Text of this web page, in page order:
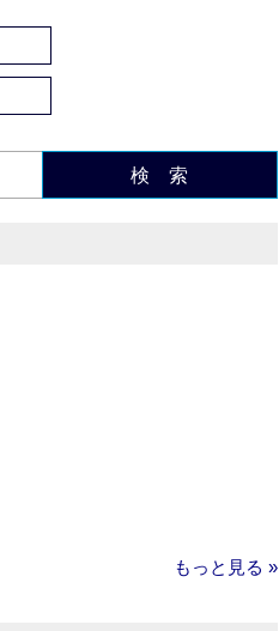
検 索
もっと見る »